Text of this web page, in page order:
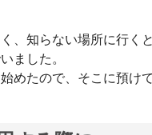
、知らない場所に行く
ました。
めたので、そこに預け